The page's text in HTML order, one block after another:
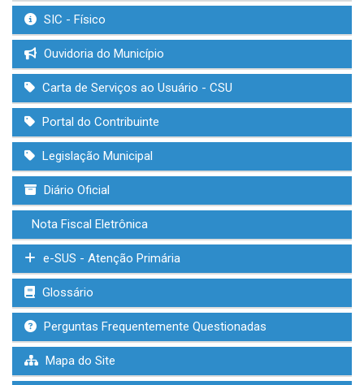
SIC - Físico
Ouvidoria do Município
Carta de Serviços ao Usuário - CSU
Portal do Contribuinte
Legislação Municipal
Diário Oficial
Nota Fiscal Eletrônica
e-SUS - Atenção Primária
Glossário
Perguntas Frequentemente Questionadas
Mapa do Site